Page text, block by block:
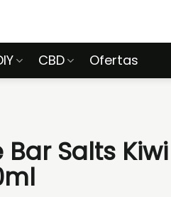
CBD Ofertas
Salts